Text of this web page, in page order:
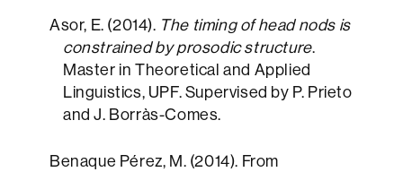
Asor, E. (2014). The timing of head nods is
constrained by prosodic structure.
Master in Theoretical and Applied
Linguistics, UPF. Supervised by P. Prieto
and J. Borràs-Comes.
Benaque Pérez, M. (2014). From